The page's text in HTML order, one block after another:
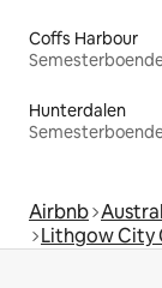
Coffs Harbour
Hunterdalen
Airbnb
Lithgow City